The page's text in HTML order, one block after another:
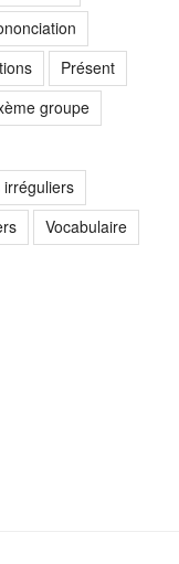
Présent
groupe
irréguliers
Vocabulaire